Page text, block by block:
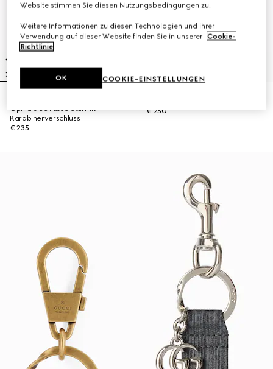
Ophidia Schlüsseletui mit
Karabinerverschluss
€ 235
€ 250
Website stimmen Sie diesen Nutzungsbedingungen zu.
Weitere Informationen zu diesen Technologien und ihrer
Verwendung auf dieser Website finden Sie in unserer Cookie-
Richtlinie.
COOKIE-EINSTELLUNGEN
OK